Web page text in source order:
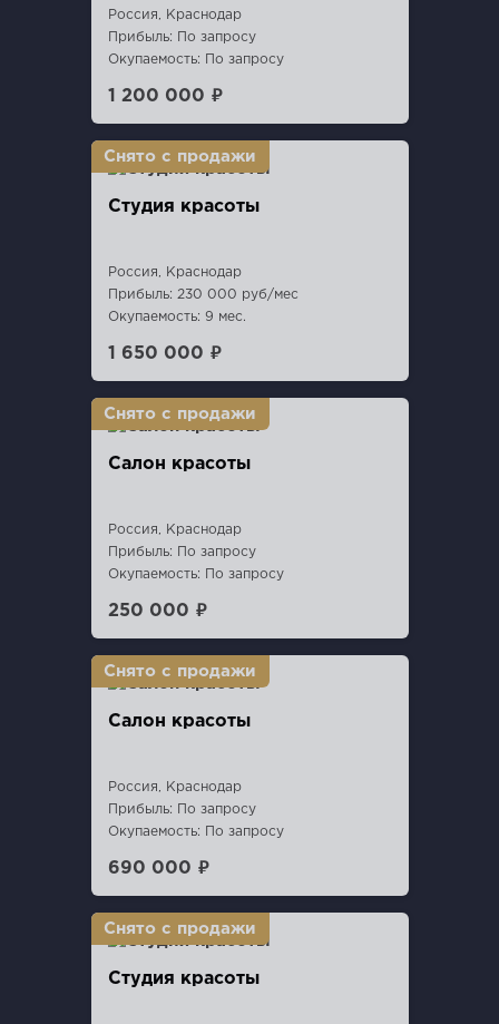
Россия, Краснодар
Прибыль: По запросу
Окупаемость: По запросу
1 200 000 ₽
Студия красоты
Россия, Краснодар
Прибыль: 230 000 руб/мес
Окупаемость: 9 мес.
1 650 000 ₽
Салон красоты
Россия, Краснодар
Прибыль: По запросу
Окупаемость: По запросу
250 000 ₽
Салон красоты
Россия, Краснодар
Прибыль: По запросу
Окупаемость: По запросу
690 000 ₽
Студия красоты